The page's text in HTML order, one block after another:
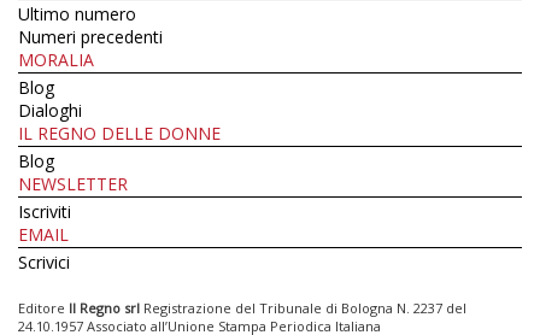
Ultimo numero
Numeri precedenti
MORALIA
Blog
Dialoghi
IL REGNO DELLE DONNE
Blog
NEWSLETTER
Iscriviti
EMAIL
Scrivici
Editore Il Regno srl Registrazione del Tribunale di Bologna N. 2237 del
24.10.1957 Associato all’Unione Stampa Periodica Italiana